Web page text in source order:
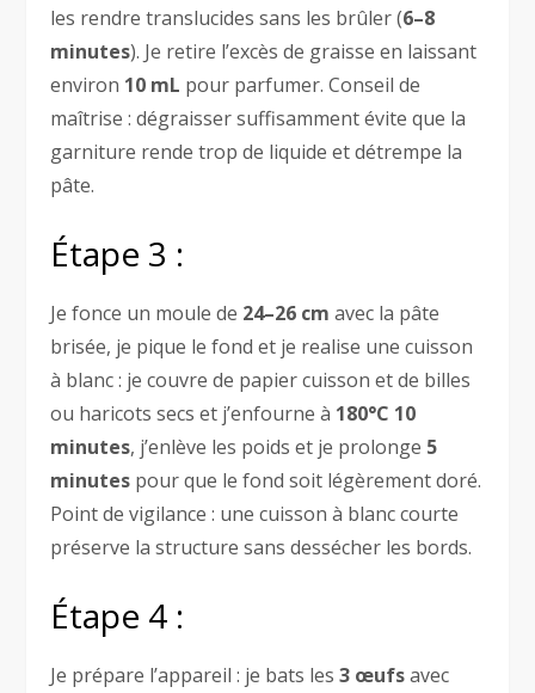
les rendre translucides sans les brûler (6–8
minutes). Je retire l’excès de graisse en laissant
environ 10 mL pour parfumer. Conseil de
maîtrise : dégraisser suffisamment évite que la
garniture rende trop de liquide et détrempe la
pâte.
Étape 3 :
Je fonce un moule de 24–26 cm avec la pâte
brisée, je pique le fond et je realise une cuisson
à blanc : je couvre de papier cuisson et de billes
ou haricots secs et j’enfourne à 180°C 10
minutes, j’enlève les poids et je prolonge 5
minutes pour que le fond soit légèrement doré.
Point de vigilance : une cuisson à blanc courte
préserve la structure sans dessécher les bords.
Étape 4 :
Je prépare l’appareil : je bats les3 œufsavec